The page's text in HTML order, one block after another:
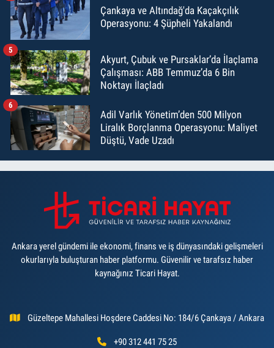
Çankaya ve Altındağ'da Kaçakçılık
Operasyonu: 4 Şüpheli Yakalandı
Akyurt, Çubuk ve Pursaklar’da İlaçlama
Çalışması: ABB Temmuz’da 6 Bin
Noktayı İlaçladı
5
Adil Varlık Yönetim’den 500 Milyon
Liralık Borçlanma Operasyonu: Maliyet
Düştü, Vade Uzadı
6
Ankara yerel gündemi ile ekonomi, finans ve iş dünyasındaki gelişmeleri
okurlarıyla buluşturan haber platformu. Güvenilir ve tarafsız haber
kaynağınız Ticari Hayat.
Güzeltepe Mahallesi Hoşdere Caddesi No: 184/6 Çankaya / Ankara
+90 312 441 75 25